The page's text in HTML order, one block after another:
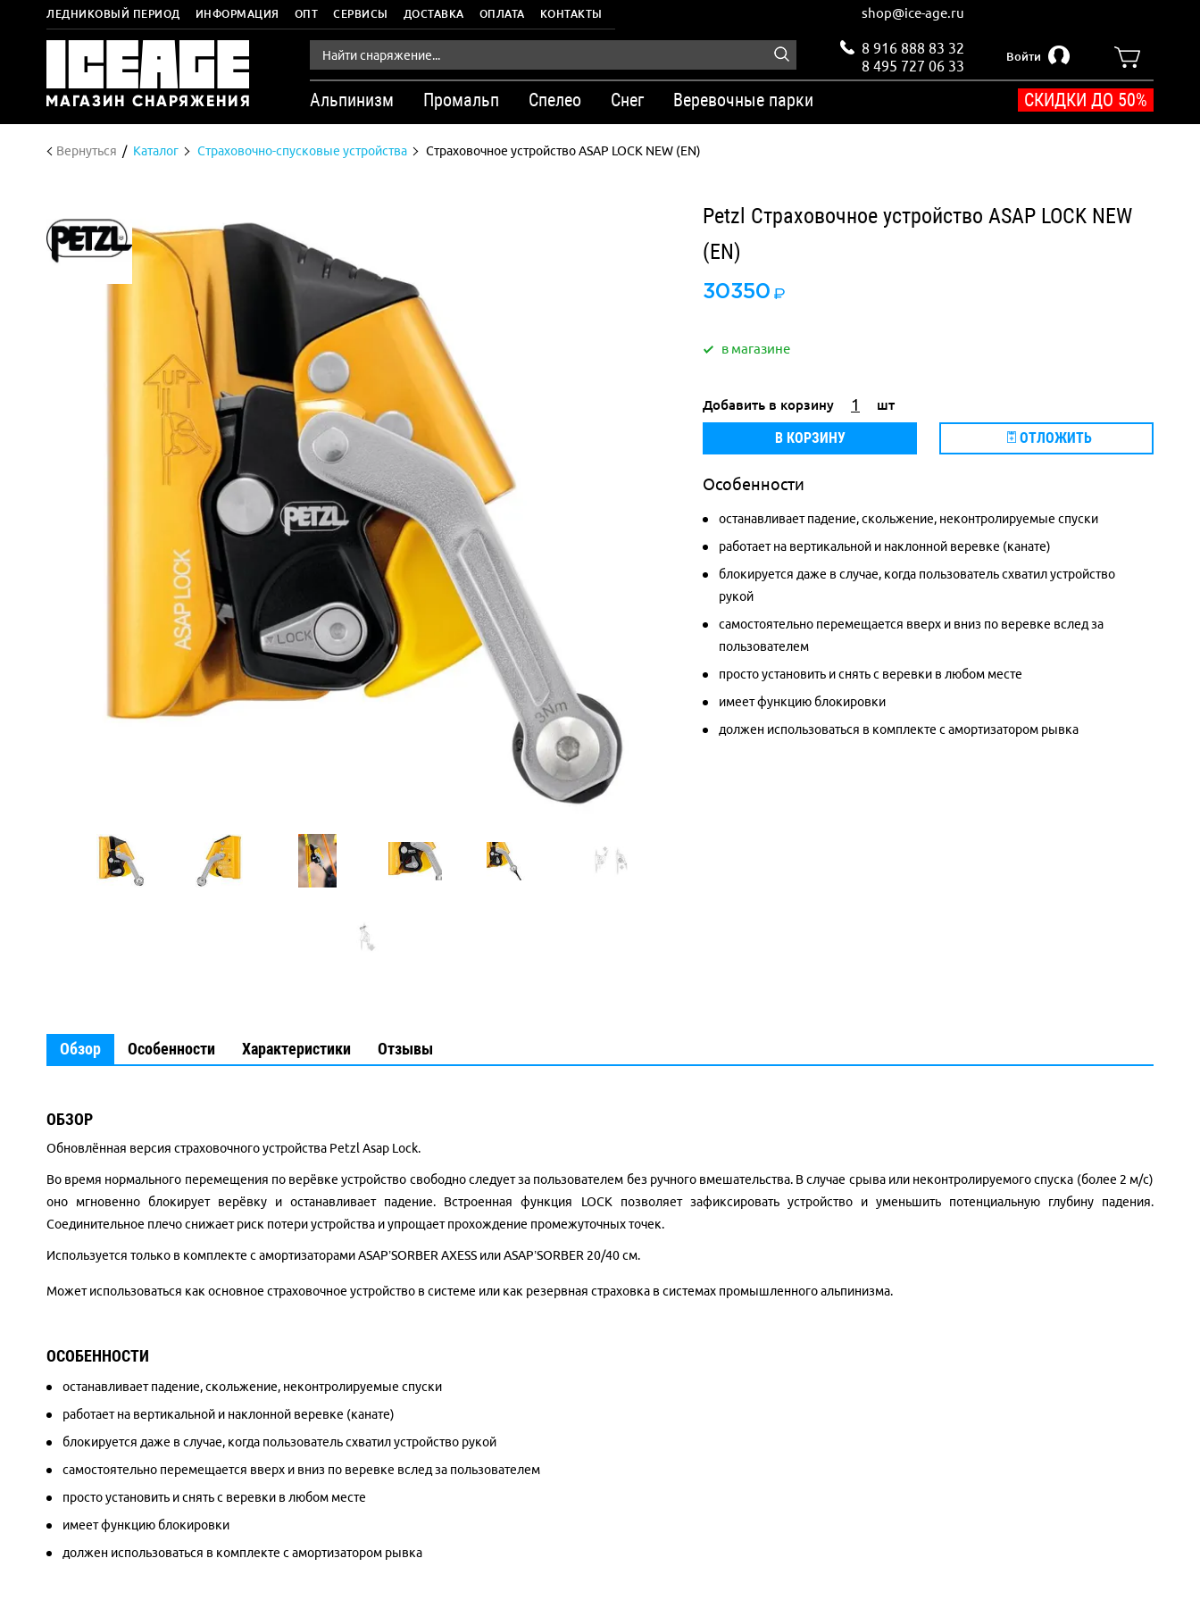
ЛЕДНИКОВЫЙ ПЕРИОД ИНФОРМАЦИЯ ОПТ СЕРВИСЫ ДОСТАВКА ОПЛАТА КОНТАКТЫ shop@ice-age.ru
8 916 888 83 32
8 495 727 06 33
Войти
Альпинизм Промальп Спелео Снег Веревочные парки СКИДКИ ДО 50%
Вернуться Каталог Страховочно-спусковые устройства Страховочное устройство ASAP LOCK NEW (EN)
Petzl Страховочное устройство ASAP LOCK NEW
(EN)
30350
в магазине
Добавить в корзину шт
В КОРЗИНУ ОТЛОЖИТЬ
Особенности
останавливает падение, скольжение, неконтролируемые спуски
работает на вертикальной и наклонной веревке (канате)
блокируется даже в случае, когда пользователь схватил устройство
рукой
самостоятельно перемещается вверх и вниз по веревке вслед за
пользователем
просто установить и снять с веревки в любом месте
имеет функцию блокировки
должен использоваться в комплекте с амортизатором рывка
Обзор Особенности Характеристики Отзывы
ОБЗОР
Обновлённая версия страховочного устройства Petzl Asap Lock.
Во время нормального перемещения по верёвке устройство свободно следует за пользователем без ручного вмешательства. В случае срыва или неконтролируемого спуска (более 2 м/с)
оно мгновенно блокирует верёвку и останавливает падение. Встроенная функция LOCK позволяет зафиксировать устройство и уменьшить потенциальную глубину падения.
Соединительное плечо снижает риск потери устройства и упрощает прохождение промежуточных точек.
Используется только в комплекте с амортизаторамиASAP’SORBER AXESS илиASAP’SORBER 20/40 см.
Может использоваться как основное страховочное устройство в системе или как резервная страховка в системах промышленного альпинизма.
ОСОБЕННОСТИ
останавливает падение, скольжение, неконтролируемые спуски
работает на вертикальной и наклонной веревке (канате)
блокируется даже в случае, когда пользователь схватил устройство рукой
самостоятельно перемещается вверх и вниз по веревке вслед за пользователем
просто установить и снять с веревки в любом месте
имеет функцию блокировки
должен использоваться в комплекте с амортизатором рывка